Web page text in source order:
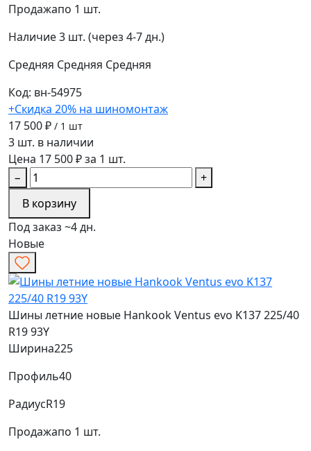
Продажапо 1 шт.
Наличие3 шт. (через 4-7 дн.)
Средняя Средняя Средняя
Код: вн-54975
+Скидка 20% на шиномонтаж
17 500 ₽ / 1 шт
3 шт. в наличии
Цена 17 500 ₽ за 1 шт.
−
+
В корзину
Под заказ ~4 дн.
Новые
Шины летние новые Hankook Ventus evo K137 225/40
R19 93Y
Ширина225
Профиль40
РадиусR19
Продажапо 1 шт.